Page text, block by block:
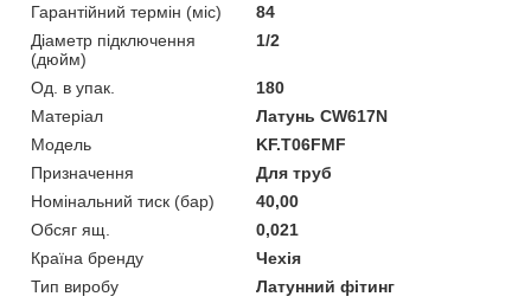
Гарантійний термін (міс)
84
Діаметр підключення
(дюйм)
1/2
Од. в упак.
180
Матеріал
Латунь CW617N
Мoдель
KF.T06FMF
Призначення
Для труб
Номінальний тиск (бар)
40,00
Обсяг ящ.
0,021
Країна бренду
Чехія
Тип виробу
Латунний фітинг